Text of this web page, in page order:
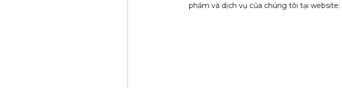
phẩm và dịch vụ của chúng tôi tại website: